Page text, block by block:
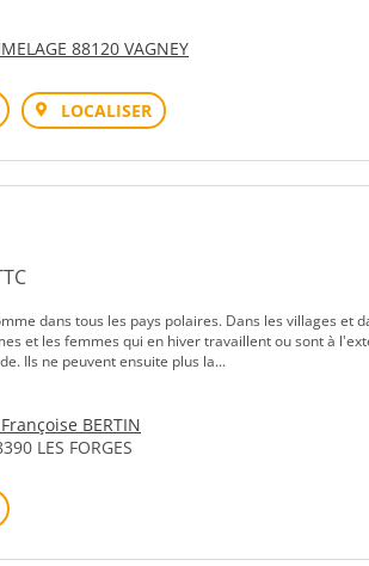
88120 VAGNEY
LOCALISER
dans tous les pays polaires. Dans les villages et
et les femmes qui en hiver travaillent ou sont à
Ils ne peuvent ensuite plus la...
Françoise BERTIN
LES FORGES